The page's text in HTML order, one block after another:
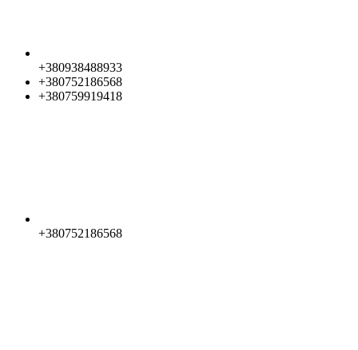
+380938488933
+380752186568
+380759919418
+380752186568